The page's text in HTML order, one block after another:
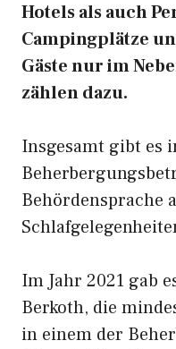
Hotels als auch
Campingplätze
Gäste nur im
zählen dazu.
Insgesamt gibt es
Behördensprache
Im Jahr 2021 gab
Berkoth, die
in einem der